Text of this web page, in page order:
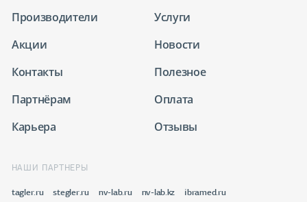
Производители
Услуги
Акции
Новости
Контакты
Полезное
Партнёрам
Оплата
Карьера
Отзывы
НАШИ ПАРТНЕРЫ
tagler.ru stegler.ru nv-lab.ru nv-lab.kz ibramed.ru